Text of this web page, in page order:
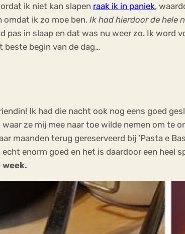
ik niet kan slapen raak ik in paniek,
omdat ik zo moe ben. Ik had hierdoor de hele
pas in slaap en dat was nu weer zo. Ik word
begin van de dag…
Ik had die nacht ook nog eens goed
ze mij mee naar toe wilde nemen om te
maanden terug gereserveerd bij ‘Pasta e
enorm goed en het is daardoor een heel